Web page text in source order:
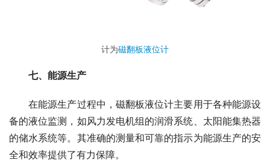
计为磁翻板液位计
七、能源生产
在能源生产过程中，磁翻板液位计主要用于各种能源设
备的液位监测，如风力发电机组的润滑系统、太阳能集热器
的储水系统等。其准确的测量和可靠的指示为能源生产的安
全和效率提供了有力保障。